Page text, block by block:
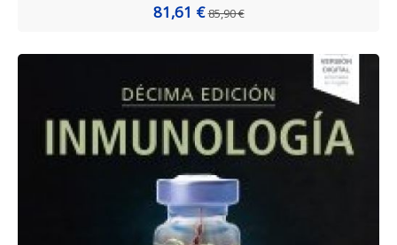
81,61 €85,90 €